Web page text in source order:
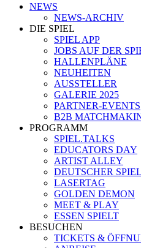
NEWS
NEWS-ARCHIV
DIE SPIEL
SPIEL APP
JOBS AUF DER
HALLENPLÄNE
NEUHEITEN
AUSSTELLER
GALERIE 2025
PARTNER-EVENTS
B2B
PROGRAMM
SPIEL.TALKS
EDUCATORS DAY
ARTIST ALLEY
DEUTSCHER
LASERTAG
GOLDEN DEMON
MEET & PLAY
ESSEN SPIELT
BESUCHEN
TICKETS &